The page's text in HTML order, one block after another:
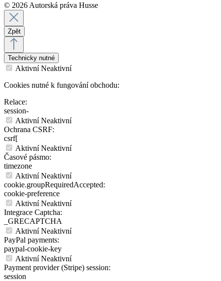
© 2026 Autorská práva Husse
Zpět
Technicky nutné
Aktivní Neaktivní
Cookies nutné k fungování obchodu:
Relace:
session-
Aktivní Neaktivní
Ochrana CSRF:
csrf[
Aktivní Neaktivní
Časové pásmo:
timezone
Aktivní Neaktivní
cookie.groupRequiredAccepted:
cookie-preference
Aktivní Neaktivní
Integrace Captcha:
_GRECAPTCHA
Aktivní Neaktivní
PayPal payments:
paypal-cookie-key
Aktivní Neaktivní
Payment provider (Stripe) session:
session